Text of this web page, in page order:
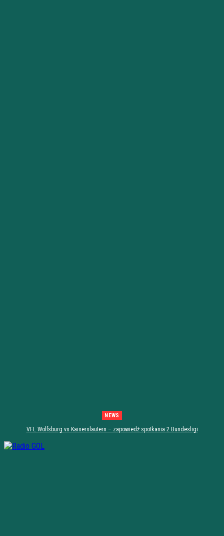
NEWS
VFL Wolfsburg vs Kaiserslautern – zapowiedź spotkania 2 Bundesligi